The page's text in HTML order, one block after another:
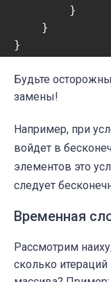
        }
    }
}
Будьте
замены!
Например, при
войдет в
элементов это
следует
Временная
Рассмотрим
сколько